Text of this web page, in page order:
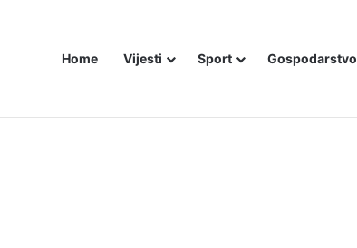
Home Vijesti Sport Gospodarstvo